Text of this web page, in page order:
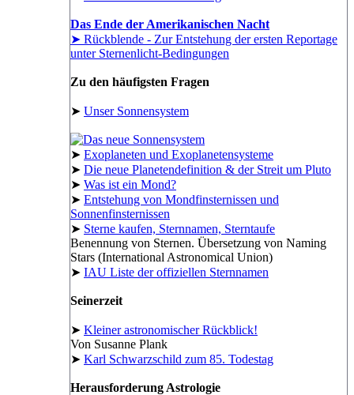
Das Ende der Amerikanischen Nacht
➤ Rückblende - Zur Entstehung der ersten Reportage
unter Sternenlicht-Bedingungen
Zu den häufigsten Fragen
➤ Unser Sonnensystem
➤ Exoplaneten und Exoplanetensysteme
➤ Die neue Planetendefinition & der Streit um Pluto
➤ Was ist ein Mond?
➤ Entstehung von Mondfinsternissen und
Sonnenfinsternissen
➤ Sterne kaufen, Sternnamen, Sterntaufe
Benennung von Sternen. Übersetzung von Naming
Stars (International Astronomical Union)
➤ IAU Liste der offiziellen Sternnamen
Seinerzeit
➤ Kleiner astronomischer Rückblick!
Von Susanne Plank
➤ Karl Schwarzschild zum 85. Todestag
Herausforderung Astrologie